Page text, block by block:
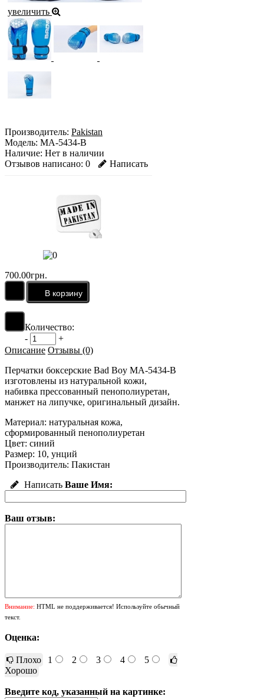
увеличить
Производитель: Pakistan
Модель: MA-5434-B
Наличие: Нет в наличии
Отзывов написано: 0 Написать
700.00грн.
Количество:
-
+
Описание Отзывы (0)
Перчатки боксерские Bad Boy MA-5434-B
изготовлены из натуральной кожи,
набивка прессованный пенополиуретан,
манжет на липучке, оригинальный дизайн.
Материал: натуральная кожа,
сформированный пенополиуретан
Цвет: синий
Размер: 10, унций
Производитель: Пакистан
Написать Ваше Имя:
Ваш отзыв:
Внимание: HTML не поддерживается! Используйте обычный
текст.
Оценка:
Плохо 1 2 3 4
5
Хорошо
Введите код, указанный на картинке: